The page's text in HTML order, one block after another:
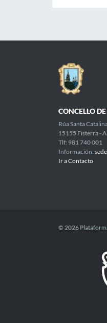
CONCELLO
Rúa Santa
15155 Fisterra -
Tlf: 981 740 001
Información:
Ir a Contacto
© 2026